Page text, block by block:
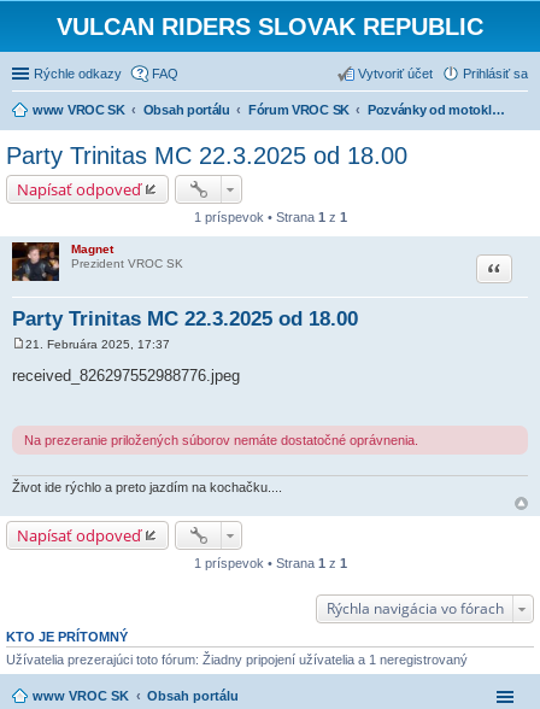
VULCAN RIDERS SLOVAK REPUBLIC
Rýchle odkazy FAQ Prihlásiť sa
Vytvoriť účet
www VROC SK Obsah portálu Fórum VROC SK Pozvánky od motoklubov a MC klubov
Party Trinitas MC 22.3.2025 od 18.00
Napísať odpoveď
1 príspevok • Strana 1 z 1
Magnet
Prezident VROC SK
Party Trinitas MC 22.3.2025 od 18.00
Citovať
í
e
v
o
21. Februára 2025, 17:37
received_826297552988776.jpeg
Na prezeranie priložených súborov nemáte dostatočné oprávnenia.
Život ide rýchlo a preto jazdím na kochačku....
Napísať odpoveď
1 príspevok • Strana 1 z 1
Rýchla navigácia vo fórach
KTO JE PRÍTOMNÝ
Užívatelia prezerajúci toto fórum: Žiadny pripojení užívatelia a 1 neregistrovaný
www VROC SK Obsah portálu